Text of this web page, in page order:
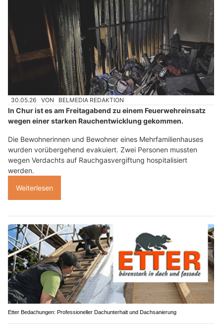
30.05.26 VON BELMEDIA REDAKTION
In Chur ist es am Freitagabend zu einem Feuerwehreinsatz
wegen einer starken Rauchentwicklung gekommen.
Die Bewohnerinnen und Bewohner eines Mehrfamilienhauses
wurden vorübergehend evakuiert. Zwei Personen mussten
wegen Verdachts auf Rauchgasvergiftung hospitalisiert
werden.
Weiterlesen
Etter Bedachungen: Professioneller Dachunterhalt und Dachsanierung